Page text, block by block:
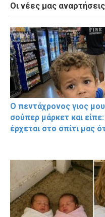
Οι νέες μας αναρτήσεις
Ο πεντάχρονος γιος
σούπερ μάρκετ και
έρχεται στο σπίτι μας